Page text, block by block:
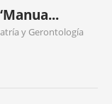
y Gerontología